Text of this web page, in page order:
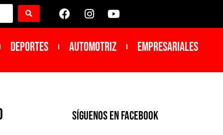
DEPORTES Automotriz Empresariales
SíGUENOS EN FACEBOOK